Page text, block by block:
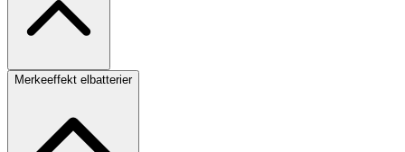
Merkeeffekt elbatterier